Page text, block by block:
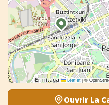
Leaflet |©
Ouvrir La